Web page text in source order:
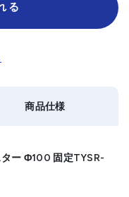
る
ー Φ100 固定TYSR-
商品仕様